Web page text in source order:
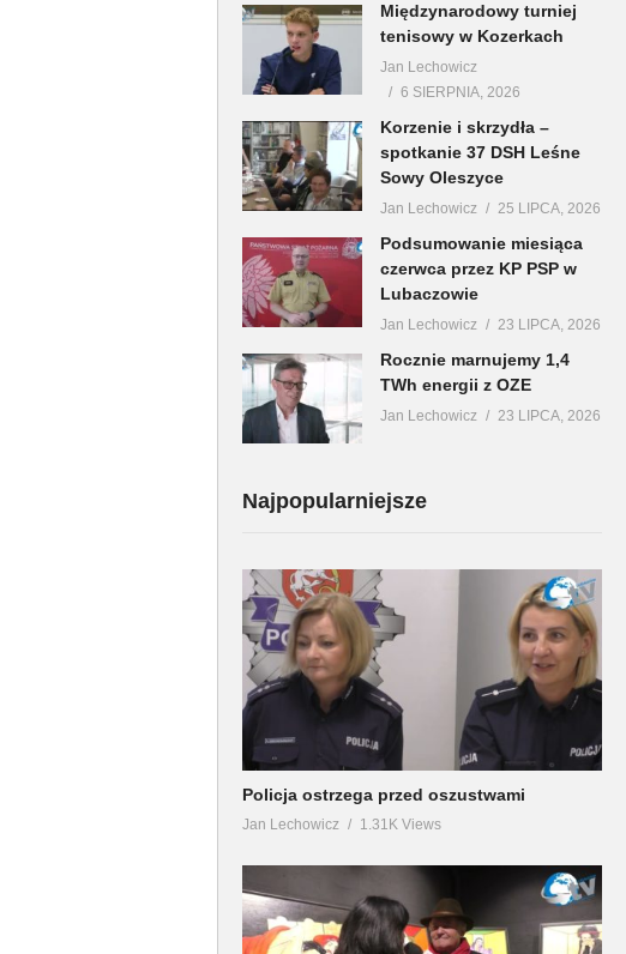
Międzynarodowy turniej
tenisowy w Kozerkach
Jan Lechowicz
6 SIERPNIA, 2026
Korzenie i skrzydła –
spotkanie 37 DSH Leśne
Sowy Oleszyce
Jan Lechowicz 25 LIPCA, 2026
Podsumowanie miesiąca
czerwca przez KP PSP w
Lubaczowie
Jan Lechowicz 23 LIPCA, 2026
Rocznie marnujemy 1,4
TWh energii z OZE
Jan Lechowicz 23 LIPCA, 2026
Najpopularniejsze
Policja ostrzega przed oszustwami
Jan Lechowicz 1.31K Views